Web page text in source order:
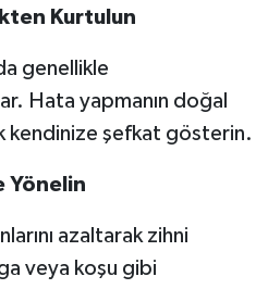
Kurtulun
genellikle
Hata yapmanın doğal
kendinize şefkat gösterin.
Yönelin
azaltarak zihni
veya koşu gibi